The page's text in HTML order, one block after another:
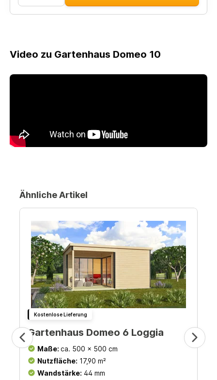
Video zu Gartenhaus Domeo 10
Ähnliche Artikel
Kostenlose Lieferung
Gartenhaus Domeo 6 Loggia
Maße: ca. 500 x 500 cm
Nutzfläche: 17,90 m²
Wandstärke: 44 mm